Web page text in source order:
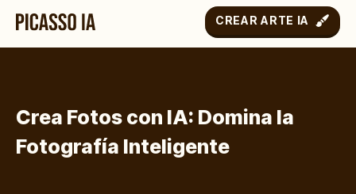
CREAR ARTE IA
Crea Fotos con IA: Domina la
Fotografía Inteligente